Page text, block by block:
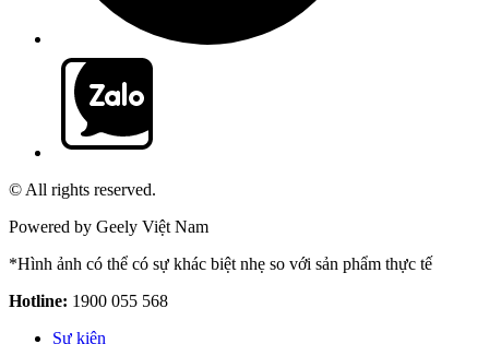
© All rights reserved.
Powered by Geely Việt Nam
*Hình ảnh có thể có sự khác biệt nhẹ so với sản phẩm thực tế
Hotline: 1900 055 568
Sự kiện